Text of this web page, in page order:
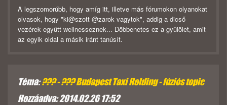
A legszomorúbb, hogy amíg itt, illetve más fórumokon olyanokat
olvasok, hogy "ki@szott @zarok vagytok", addig a dicső
vezérek együtt wellnesseznek... Döbbenetes ez a gyűlölet, amit
az egyik oldal a másik iránt tanúsít.
Téma:??? - ??? Budapest Taxi Holding - fúziós topic
Hozzáadva: 2014.02.26 17:52